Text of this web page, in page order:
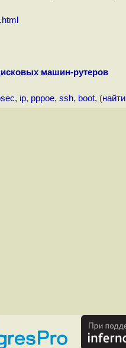
машин-рутеров
, ip, pppoe, ssh, boot, (